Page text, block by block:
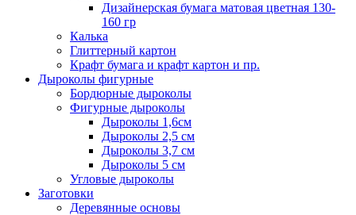
Дизайнерская бумага матовая цветная 130-
160 гр
Калька
Глиттерный картон
Крафт бумага и крафт картон и пр.
Дыроколы фигурные
Бордюрные дыроколы
Фигурные дыроколы
Дыроколы 1,6см
Дыроколы 2,5 см
Дыроколы 3,7 см
Дыроколы 5 см
Угловые дыроколы
Заготовки
Деревянные основы